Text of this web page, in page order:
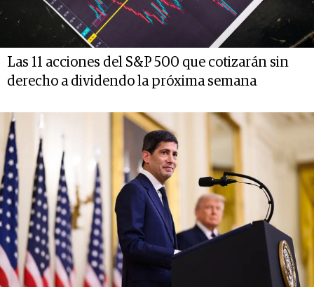
Las 11 acciones del S&P 500 que cotizarán sin
derecho a dividendo la próxima semana